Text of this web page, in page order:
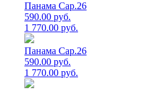
Панама Cap.26
590.00 руб.
1 770.00 руб.
Панама Cap.26
590.00 руб.
1 770.00 руб.